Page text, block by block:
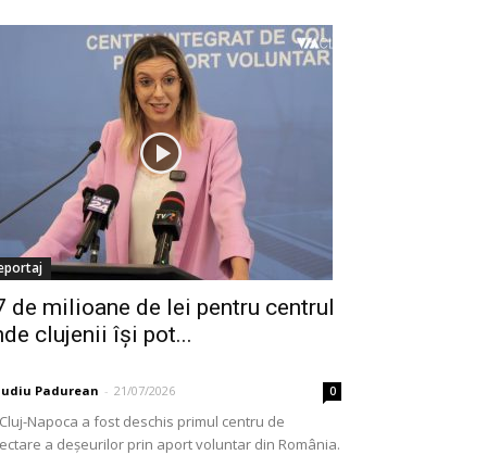
de milioane de lei pentru centrul
clujenii își pot...
Padurean - 21/07/2026 0
Napoca a fost deschis primul centru de
a deșeurilor prin aport voluntar din România.